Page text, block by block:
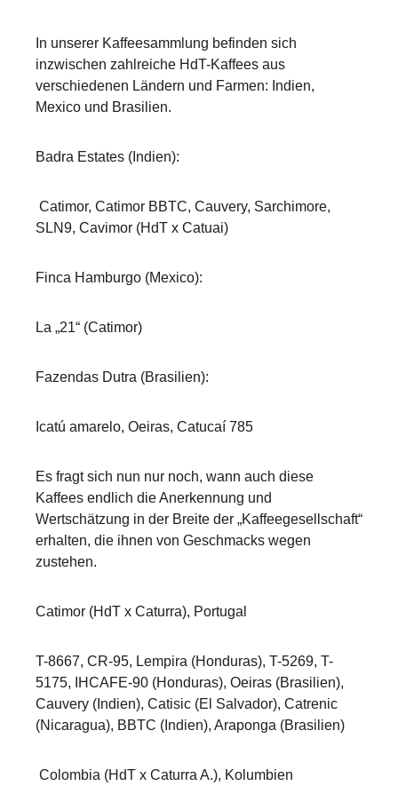
In unserer Kaffeesammlung befinden sich
inzwischen zahlreiche HdT-Kaffees aus
verschiedenen Ländern und Farmen: Indien,
Mexico und Brasilien.
Badra Estates (Indien):
Catimor, Catimor BBTC, Cauvery, Sarchimore,
SLN9, Cavimor (HdT x Catuai)
Finca Hamburgo (Mexico):
La „21“ (Catimor)
Fazendas Dutra (Brasilien):
Icatú amarelo, Oeiras, Catucaí 785
Es fragt sich nun nur noch, wann auch diese
Kaffees endlich die Anerkennung und
Wertschätzung in der Breite der „Kaffeegesellschaft“
erhalten, die ihnen von Geschmacks wegen
zustehen.
Catimor (HdT x Caturra), Portugal
T-8667, CR-95, Lempira (Honduras), T-5269, T-
5175, IHCAFE-90 (Honduras), Oeiras (Brasilien),
Cauvery (Indien), Catisic (El Salvador), Catrenic
(Nicaragua), BBTC (Indien), Araponga (Brasilien)
Colombia (HdT x Caturra A.), Kolumbien